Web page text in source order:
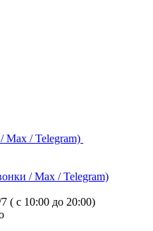
Max / Telegram)
/ Max / Telegram)
( с 10:00 до 20:00)